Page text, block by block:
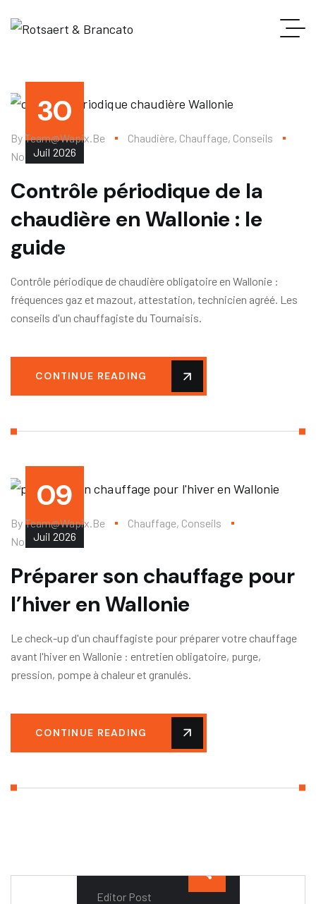
30
Juil 2026
ByTeam@wapix.be Chaudière, Chauffage, Conseils
No Comments
Contrôle périodique de la
chaudière en Wallonie : le
guide
Contrôle périodique de chaudière obligatoire en Wallonie :
fréquences gaz et mazout, attestation, technicien agréé. Les
conseils d'un chauffagiste du Tournaisis.
CONTINUE READING
09
Juil 2026
ByTeam@wapix.be Chauffage, Conseils
No Comments
Préparer son chauffage pour
l’hiver en Wallonie
Le check-up d'un chauffagiste pour préparer votre chauffage
avant l'hiver en Wallonie : entretien obligatoire, purge,
pression, pompe à chaleur et granulés.
CONTINUE READING
Editor Post